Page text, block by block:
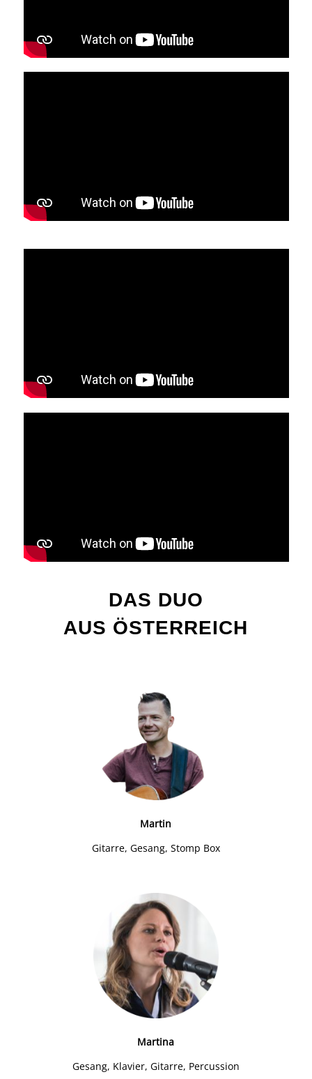
DAS DUO
Martin
Gitarre, Gesang, Stomp Box
Martina
Gesang, Klavier, Gitarre, Percussion